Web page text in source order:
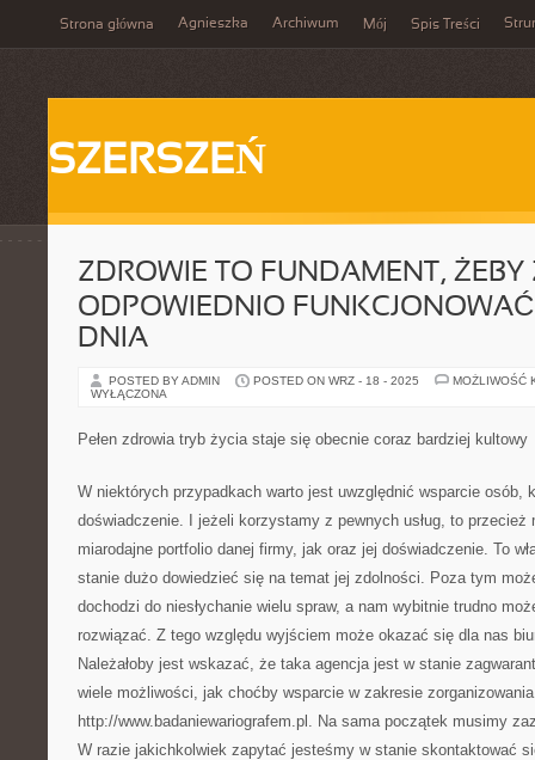
Strona główna Agnieszka Archiwum Mój Spis Treści
SZERSZEŃ
ZDROWIE TO FUNDAMENT,
ODPOWIEDNIO
DNIA
POSTED BY ADMIN POSTED ON WRZ - 18 - 2025
MOŻLIWOŚĆ
WYŁĄCZONA
Pełen zdrowia tryb życia staje się obecnie coraz bardziej kultowy
W niektórych przypadkach warto jest uwzględnić wsparcie osób,
doświadczenie. I jeżeli korzystamy z pewnych usług, to przecież
miarodajne portfolio danej firmy, jak oraz jej doświadczenie. To
stanie dużo dowiedzieć się na temat jej zdolności. Poza tym
dochodzi do niesłychanie wielu spraw, a nam wybitnie trudno
rozwiązać. Z tego względu wyjściem może okazać się dla nas
Należałoby jest wskazać, że taka agencja jest w stanie
wiele możliwości, jak choćby wsparcie w zakresie
http://www.badaniewariografem.pl. Na sama początek musimy
W razie jakichkolwiek zapytać jesteśmy w stanie skontaktować